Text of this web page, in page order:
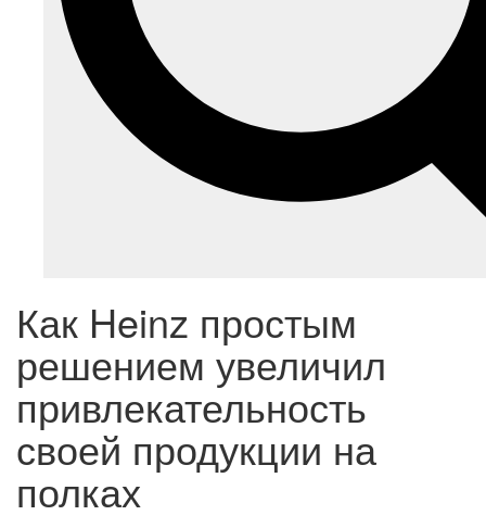
Как Heinz простым
решением увеличил
привлекательность
своей продукции на
полках